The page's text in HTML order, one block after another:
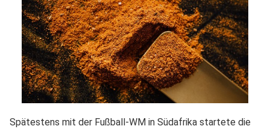
Spätestens mit der Fußball-WM in Südafrika startete die